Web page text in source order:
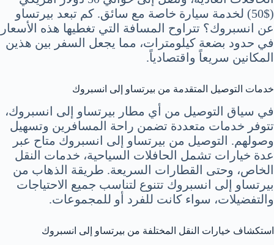
($50) لخدمة سيارة خاصة مع سائق. كم تبعد بيرتساو
عن انسبروك؟ تتراوح المسافة التي تغطيها هذه الأسعار
في حدود بضعة كيلومترات، مما يجعل السفر بين هذين
المكانين سريعاً واقتصادياً.
خدمات التوصيل المتقدمة من بيرتساو إلى انسبروك
في سياق التوصيل من أي مطار بيرتساو إلى انسبروك،
تتوفر خدمات متعددة تضمن راحة المسافرين وتسهيل
وصولهم. التوصيل من بيرتساو إلى انسبروك متاح عبر
عدة خيارات تشمل الحافلات السياحية، خدمات النقل
الخاص، وحتى القطارات السريعة. طريقة الذهاب من
بيرتساو إلى انسبروك تتنوع لتناسب جميع الاحتياجات
والتفضيلات، سواء كانت للفرد أو للمجموعات.
استكشاف خيارات النقل المختلفة من بيرتساو إلى انسبروك